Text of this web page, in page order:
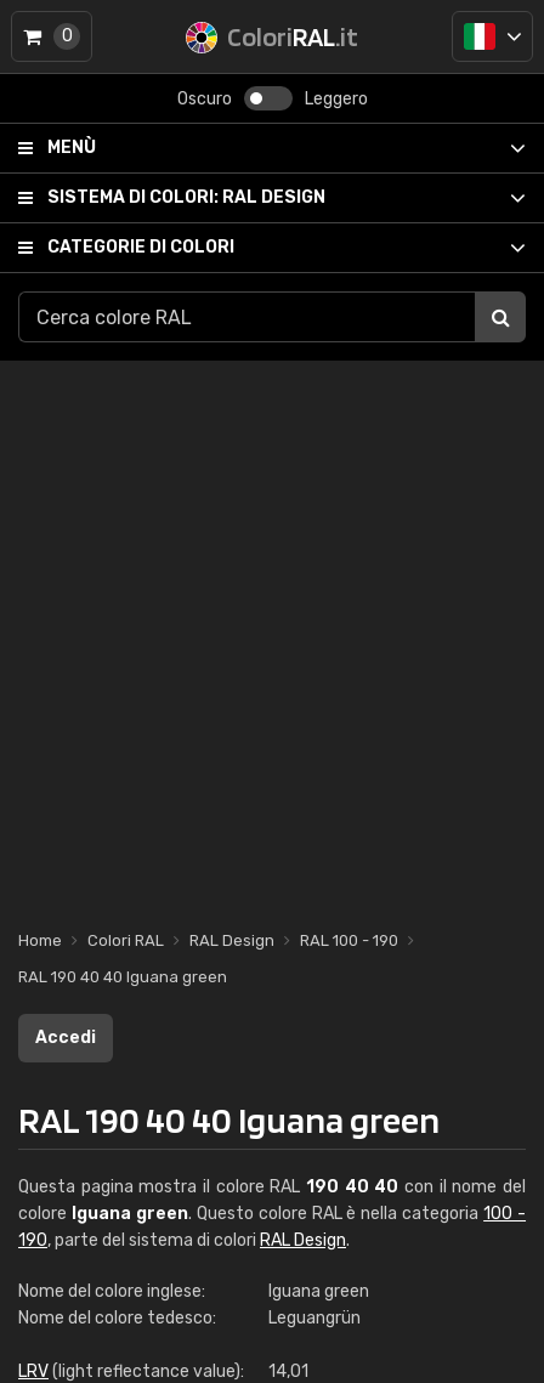
ColoriRAL.it
Oscuro Leggero
MENÙ
SISTEMA DI COLORI: RAL DESIGN
CATEGORIE DI COLORI
0
Home Colori RAL RAL Design
RAL 100 - 190
RAL 190 40 40 Iguana green
Accedi
RAL 190 40 40 Iguana green
Questa pagina mostra il colore RAL 190 40 40 con il nome del
colore Iguana green. Questo colore RAL è nella categoria100 -
190, parte del sistema di colori RAL Design.
Nome del colore inglese:
Iguana green
Nome del colore tedesco:
Leguangrün
LRV(light reflectance value): 14,01